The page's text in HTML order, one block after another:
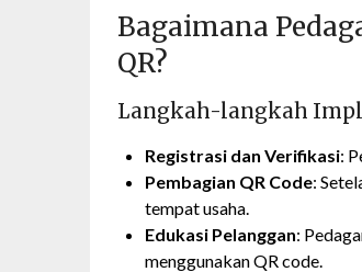
Bagaimana
QR?
Langkah-langkah
Registrasi dan Verifikasi:
Pembagian QR Code:
tempat usaha.
Edukasi Pelanggan:
menggunakan QR code.